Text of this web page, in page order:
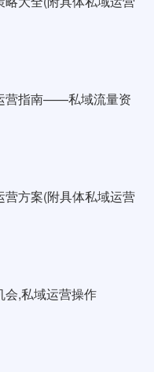
营指南——私域流量资
方案(附具体私域运营
会,私域运营操作